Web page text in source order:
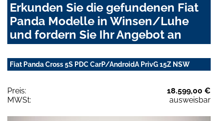
Erkunden Sie die gefundenen Fiat
Panda Modelle in Winsen/Luhe
und fordern Sie Ihr Angebot an
Fiat Panda Cross 5S PDC CarP/AndroidA PrivG 15Z NSW
Preis:
18.599,00 €
MWSt:
ausweisbar